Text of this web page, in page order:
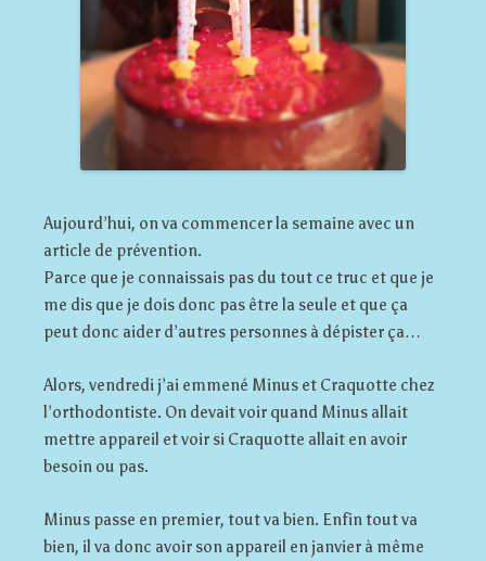
Aujourd’hui, on va commencer la semaine avec un
article de prévention.
Parce que je connaissais pas du tout ce truc et que je
me dis que je dois donc pas être la seule et que ça
peut donc aider d’autres personnes à dépister ça…
Alors, vendredi j’ai emmené Minus et Craquotte chez
l’orthodontiste. On devait voir quand Minus allait
mettre appareil et voir si Craquotte allait en avoir
besoin ou pas.
Minus passe en premier, tout va bien. Enfin tout va
bien, il va donc avoir son appareil en janvier à même